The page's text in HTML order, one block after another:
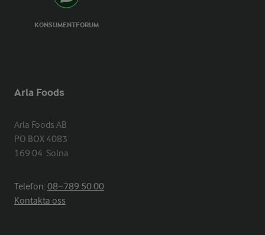
KONSUMENTFORUM
Arla Foods
Arla Foods AB
PO BOX 4083
169 04  Solna
Telefon:08−789 50 00
Kontakta oss